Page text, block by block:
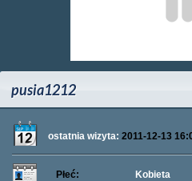
pusia1212
ostatnia wizyta: 2011-12-13
Płeć:
Kobieta